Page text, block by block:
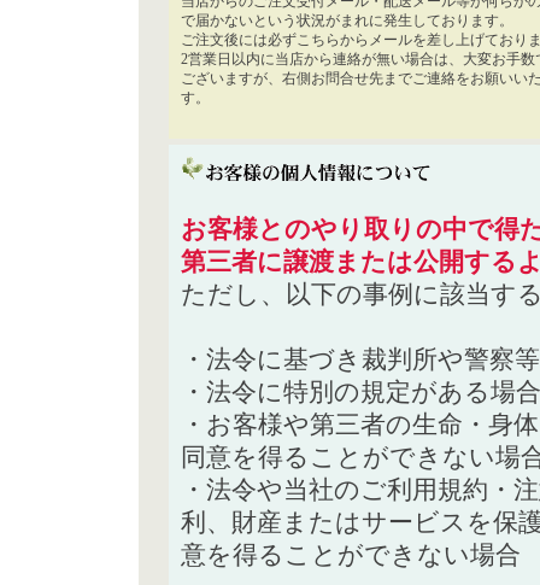
で届かないという状況がまれに発生しております。
ご注文後には必ずこちらからメールを差し上げており
2営業日以内に当店から連絡が無い場合は、大変お手数
ございますが、右側お問合せ先までご連絡をお願いい
す。
お客様とのやり取りの中で得
第三者に譲渡または公開する
ただし、以下の事例に該当す
・法令に基づき裁判所や警察
・法令に特別の規定がある場合
・お客様や第三者の生命・身
同意を得ることができない場
・法令や当社のご利用規約・
利、財産またはサービスを保
意を得ることができない場合